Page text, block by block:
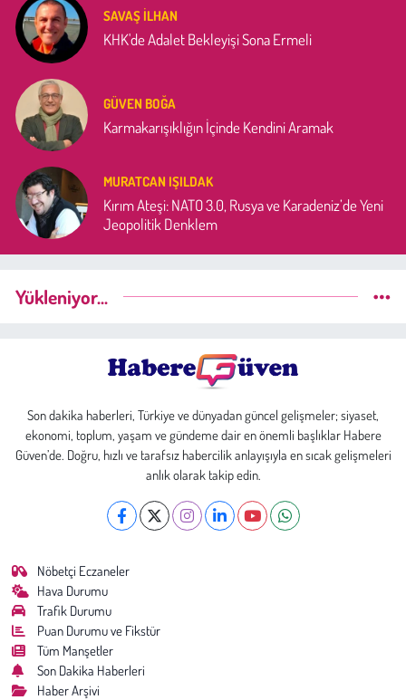
SAVAŞ İLHAN
KHK'de Adalet Bekleyişi Sona Ermeli
GÜVEN BOĞA
Karmakarışıklığın İçinde Kendini Aramak
MURATCAN IŞILDAK
Kırım Ateşi: NATO 3.0, Rusya ve Karadeniz’de Yeni
Jeopolitik Denklem
Yükleniyor...
Son dakika haberleri, Türkiye ve dünyadan güncel gelişmeler; siyaset,
ekonomi, toplum, yaşam ve gündeme dair en önemli başlıklar Habere
Güven’de. Doğru, hızlı ve tarafsız habercilik anlayışıyla en sıcak gelişmeleri
anlık olarak takip edin.
Nöbetçi Eczaneler
Hava Durumu
Trafik Durumu
Puan Durumu ve Fikstür
Tüm Manşetler
Son Dakika Haberleri
Haber Arşivi